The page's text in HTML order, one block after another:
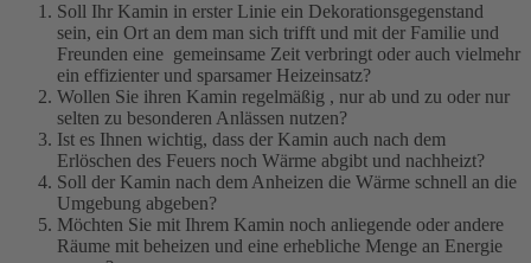
Soll Ihr Kamin in erster Linie ein Dekorationsgegenstand
sein, ein Ort an dem man sich trifft und mit der Familie und
Freunden eine gemeinsame Zeit verbringt oder auch vielmehr
ein effizienter und sparsamer Heizeinsatz?
Wollen Sie ihren Kamin regelmäßig , nur ab und zu oder nur
selten zu besonderen Anlässen nutzen?
Ist es Ihnen wichtig, dass der Kamin auch nach dem
Erlöschen des Feuers noch Wärme abgibt und nachheizt?
Soll der Kamin nach dem Anheizen die Wärme schnell an die
Umgebung abgeben?
Möchten Sie mit Ihrem Kamin noch anliegende oder andere
Räume mit beheizen und eine erhebliche Menge an Energie